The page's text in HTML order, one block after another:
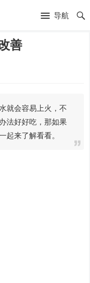
导航
善
就会容易上火，不
法好好吃，那如果
起来了解看看。